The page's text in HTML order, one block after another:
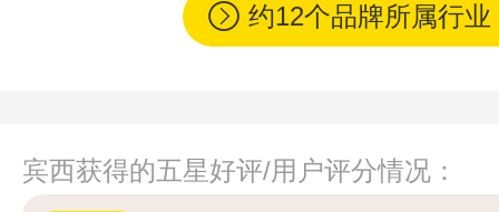
约12个品牌所属行
宾西获得的五星好评/用户评分情况：